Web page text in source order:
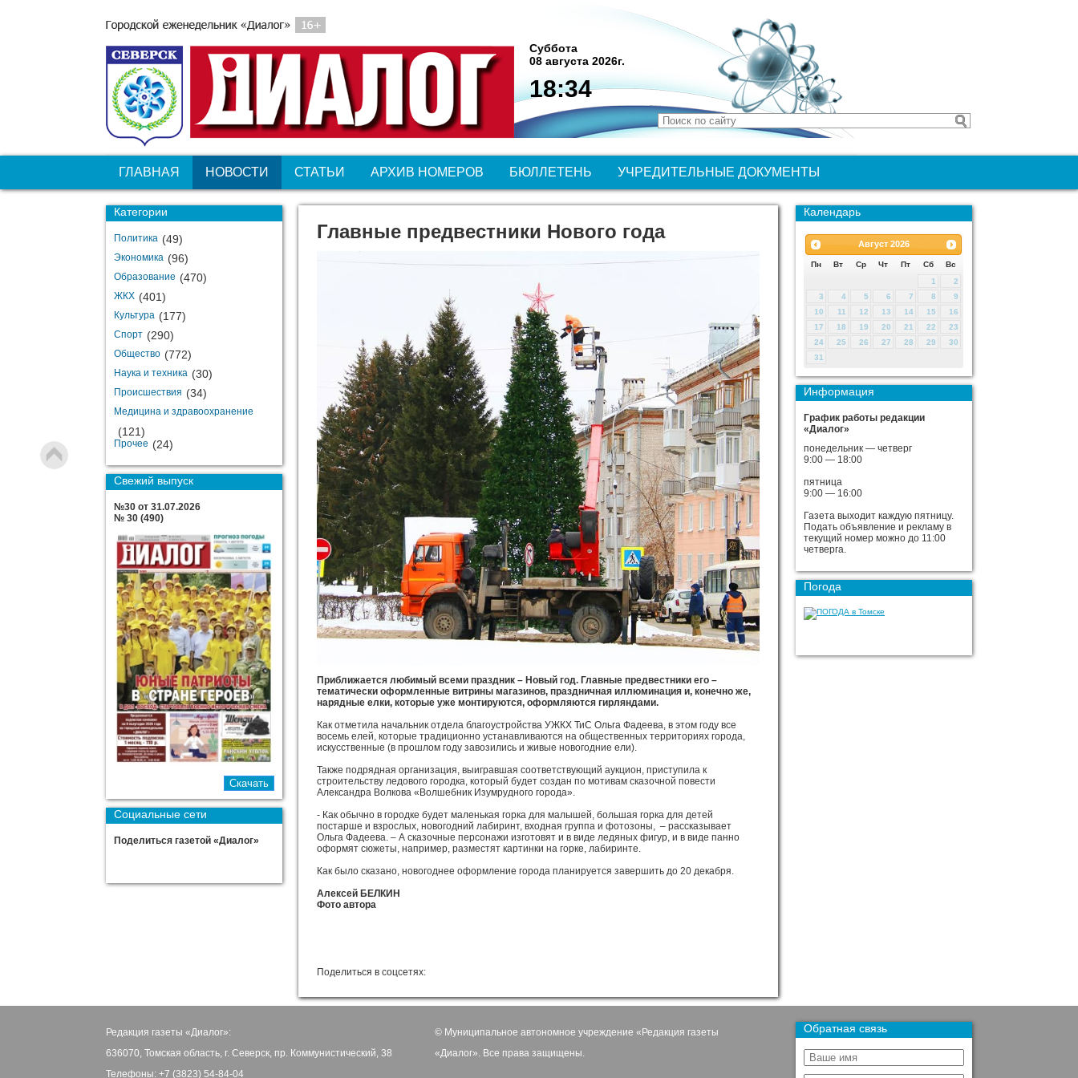
Суббота
08 августа 2026г.
18:34
ГЛАВНАЯ НОВОСТИ СТАТЬИ АРХИВ НОМЕРОВ БЮЛЛЕТЕНЬ УЧРЕДИТЕЛЬНЫЕ ДОКУМЕНТЫ
Категории
Политика (49)
Экономика (96)
Образование (470)
ЖКХ (401)
Культура (177)
Спорт (290)
Общество (772)
Наука и техника (30)
Происшествия (34)
Медицина и здравоохранение
(121)
Прочее (24)
Свежий выпуск
№30 от 31.07.2026
№ 30 (490)
Социальные сети
Поделиться газетой «Диалог»
Главные предвестники Нового года
Приближается любимый всеми праздник – Новый год. Главные предвестники его –
тематически оформленные витрины магазинов, праздничная иллюминация и, конечно же,
нарядные елки, которые уже монтируются, оформляются гирляндами.
Как отметила начальник отдела благо­устройства УЖКХ ТиС Ольга Фадеева, в этом году все
восемь елей, которые традиционно устанавливаются на общественных территориях города,
искусственные (в прошлом году завозились и живые новогодние ели).
Также подрядная организация, выигравшая соответствующий аукцион, приступила к
строительству ледового городка, который будет создан по мотивам сказочной повести
Александра Волкова «Волшебник Изумрудного города».
- Как обычно в городке будет маленькая горка для малышей, большая горка для детей
постарше и взрослых, новогодний лабиринт, входная группа и фотозоны, – рассказывает
Ольга Фадеева. – А сказочные персонажи изготовят и в виде ледяных фигур, и в виде панно
оформят сюжеты, например, разместят картинки на горке, лабиринте.
Как было сказано, новогоднее оформление города планируется завершить до 20 декабря.
Алексей БЕЛКИН
Фото автора
Поделиться в соцсетях:
Календарь
Август 2026
Пн Вт Ср Чт Пт Сб
Вс
1
2
3
4 5 6 7 8
9
10
11 12 13 14 15
16
17
18 19 20 21 22
23
24
25 26 27 28 29
30
31
Информация
График работы редакции
«Диалог»
понедельник — четверг
9:00 — 18:00
пятница
9:00 — 16:00
Газета выходит каждую пятницу.
Подать объявление и рекламу в
текущий номер можно до 11:00
четверга.
Погода
Редакция газеты «Диалог»:
636070, Томская область, г. Северск, пр. Коммунистический, 38
Телефоны: +7 (3823) 54-84-04
© Муниципальное автономное учреждение «Редакция газеты
«Диалог». Все права защищены.
Обратная связь